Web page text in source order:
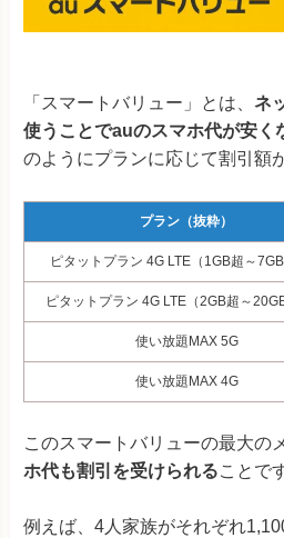
「スマートバリュー」とは、 ネ
使うことでauのスマホ代が安く
のようにプランに応じて割引額
プラン（抜粋）
ピタットプラン 4G LTE（1GB超～7GB
ピタットプラン 4G LTE（2GB超～
使い放題MAX 5G
使い放題MAX 4G
このスマートバリューの最大の
ホ代も割引を受けられることで
例えば、4人家族がそれぞれ